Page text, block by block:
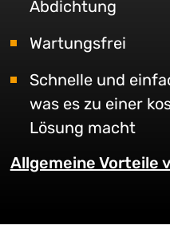
Abdichtung
Wartungsfrei
Schnelle und
was es zu einer
Lösung macht
Allgemeine Vorteile